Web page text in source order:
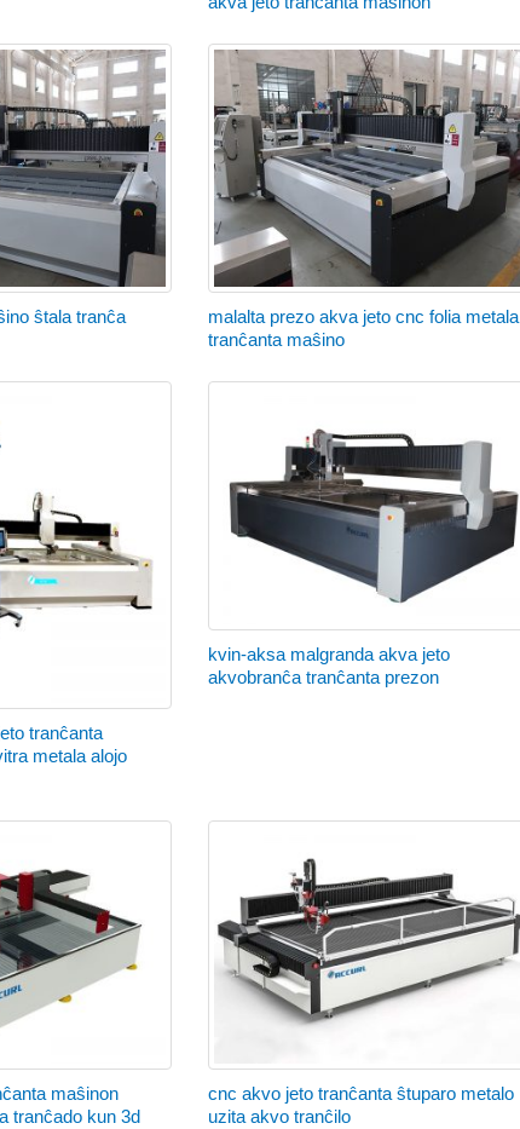
ŝtala tranĉa
malalta prezo akva jeto cnc folia metala
tranĉanta maŝino
tranĉanta
metala alojo
kvin-aksa malgranda akva jeto
akvobranĉa tranĉanta prezon
maŝinon
tranĉado kun 3d
cnc akvo jeto tranĉanta ŝtuparo metalo
uzita akvo tranĉilo